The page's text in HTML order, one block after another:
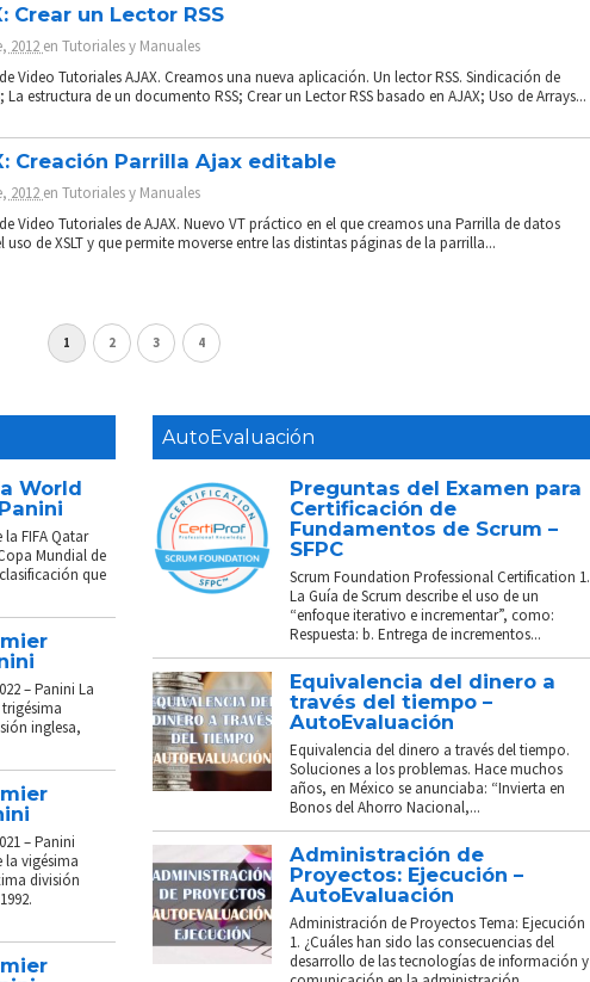
Crear un Lector RSS
2012 en Tutoriales y Manuales
Video Tutoriales AJAX. Creamos una nueva aplicación. Un lector RSS. Sindicación de
estructura de un documento RSS; Crear un Lector RSS basado en AJAX; Uso de Arrays...
Creación Parrilla Ajax editable
2012 en Tutoriales y Manuales
Video Tutoriales de AJAX. Nuevo VT práctico en el que creamos una Parrilla de datos
de XSLT y que permite moverse entre las distintas páginas de la parrilla...
1 2 3 4
World
FIFA Qatar
Mundial de
que
– Panini La
trigésima
inglesa,
– Panini
la vigésima
división
AutoEvaluación
Preguntas del Examen para
Certificación de
Fundamentos de Scrum –
SFPC
Scrum Foundation Professional Certification 1.
La Guía de Scrum describe el uso de un
“enfoque iterativo e incrementar”, como:
Respuesta: b. Entrega de incrementos...
Equivalencia del dinero a
través del tiempo –
AutoEvaluación
Equivalencia del dinero a través del tiempo.
Soluciones a los problemas. Hace muchos
años, en México se anunciaba: “Invierta en
Bonos del Ahorro Nacional,...
Administración de
Proyectos: Ejecución –
AutoEvaluación
Administración de Proyectos Tema: Ejecución
1. ¿Cuáles han sido las consecuencias del
desarrollo de las tecnologías de información y